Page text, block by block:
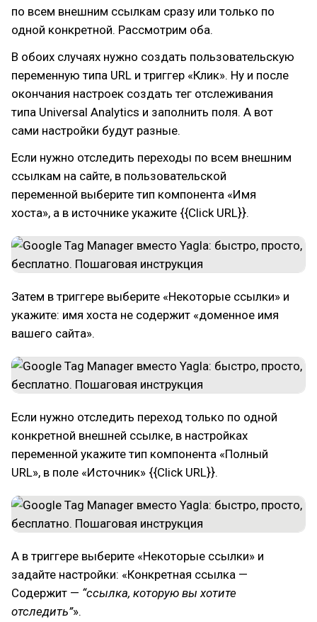
по всем внешним ссылкам сразу или только по
одной конкретной. Рассмотрим оба.
В обоих случаях нужно создать пользовательскую
переменную типа URL и триггер «Клик». Ну и после
окончания настроек создать тег отслеживания
типа Universal Analytics и заполнить поля. А вот
сами настройки будут разные.
Если нужно отследить переходы по всем внешним
ссылкам на сайте, в пользовательской
переменной выберите тип компонента «Имя
хоста», а в источнике укажите {{Click URL}}.
Затем в триггере выберите «Некоторые ссылки» и
укажите: имя хоста не содержит «доменное имя
вашего сайта».
Если нужно отследить переход только по одной
конкретной внешней ссылке, в настройках
переменной укажите тип компонента «Полный
URL», в поле «Источник» {{Click URL}}.
А в триггере выберите «Некоторые ссылки» и
задайте настройки: «Конкретная ссылка —
Содержит — “ссылка, которую вы хотите
отследить”».